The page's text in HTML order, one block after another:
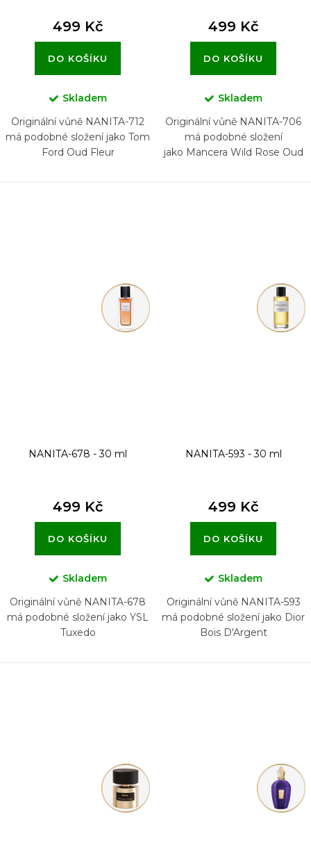
499 Kč
DO KOŠÍKU
Skladem
Originální vůně NANITA-712
má podobné složení jako Tom
Ford Oud Fleur
499 Kč
DO KOŠÍKU
Skladem
Originální vůně NANITA-706
má podobné složení
jako Mancera Wild Rose Oud
NANITA-678 - 30 ml
499 Kč
DO KOŠÍKU
Skladem
Originální vůně NANITA-678
má podobné složení jako YSL
Tuxedo
NANITA-593 - 30 ml
499 Kč
DO KOŠÍKU
Skladem
Originální vůně NANITA-593
má podobné složení jako Dior
Bois D'Argent